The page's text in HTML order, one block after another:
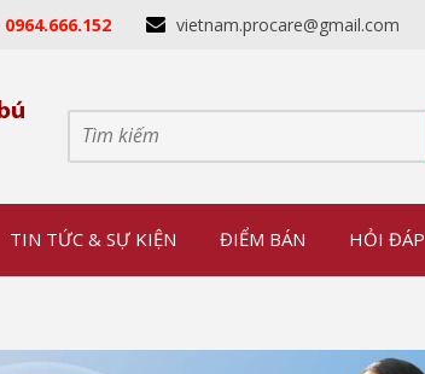
0964.666.152 vietnam.procare@gmail.com
TIN TỨC & SỰ KIỆN ĐIỂM BÁN HỎI ĐÁP